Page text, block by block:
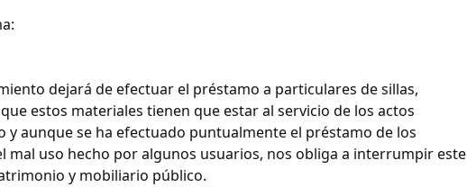
dejará de efectuar el préstamo a particulares de sillas,
estos materiales tienen que estar al servicio de los actos
aunque se ha efectuado puntualmente el préstamo de los
mal uso hecho por algunos usuarios, nos obliga a interrumpir este
y mobiliario público.